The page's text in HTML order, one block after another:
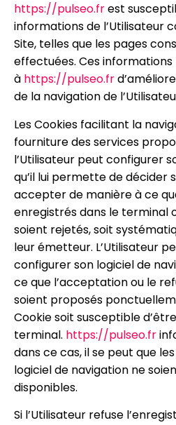
https://pulseo.frest
informations de l’Utilisateur
Site, telles que les pages
effectuées. Ces
à https://pulseo.fr
de la navigation de
Les Cookies facilitant la
fourniture des services
l’Utilisateur peut configurer
qu’il lui permette de décider
accepter de manière à ce
enregistrés dans le terminal
soient rejetés, soit
leur émetteur. L’Utilisateur
configurer son logiciel de
ce que l’acceptation ou le
soient proposés
Cookie soit susceptible
terminal. https://pulseo.fr
dans ce cas, il se peut que
logiciel de navigation ne
disponibles.
Si l’Utilisateur refuse